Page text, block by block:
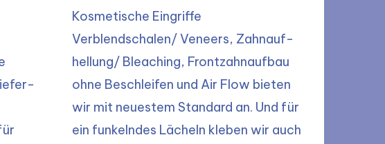
Kosmetische Eingriffe
Verblendschalen/ Veneers, Zahn­auf­
hellung/ Bleaching, Front­zahn­aufbau
ohne Beschleifen und Air Flow bieten
wir mit neuestem Standard an. Und für
ein funkelndes Lächeln kleben wir auch